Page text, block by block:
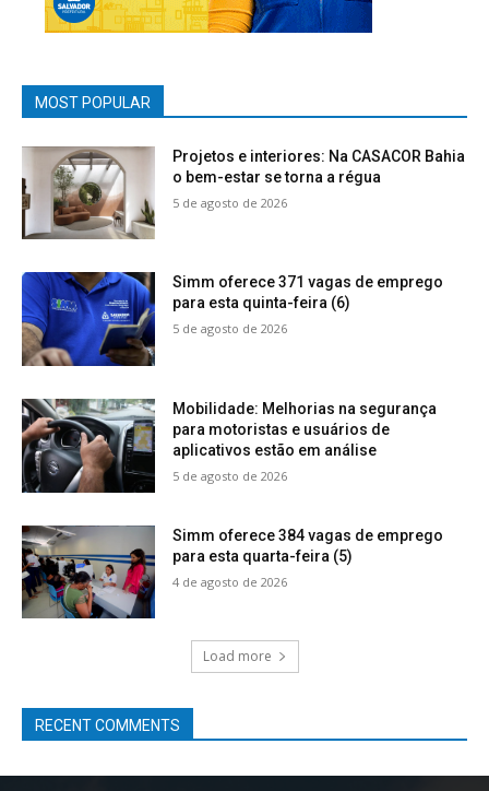
MOST POPULAR
Projetos e interiores: Na CASACOR Bahia
o bem-estar se torna a régua
5 de agosto de 2026
Simm oferece 371 vagas de emprego
para esta quinta-feira (6)
5 de agosto de 2026
Mobilidade: Melhorias na segurança
para motoristas e usuários de
aplicativos estão em análise
5 de agosto de 2026
Simm oferece 384 vagas de emprego
para esta quarta-feira (5)
4 de agosto de 2026
Load more
RECENT COMMENTS